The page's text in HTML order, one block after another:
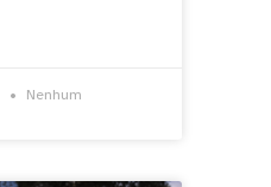
Nenhum